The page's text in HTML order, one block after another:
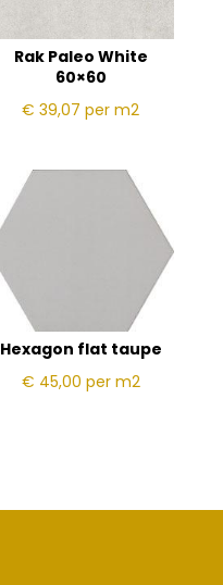
Rak Paleo White
60×60
€ 39,07per m2
Hexagon flat taupe
€ 45,00 per m2